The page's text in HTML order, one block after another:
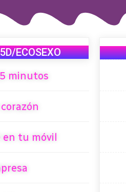
ECOSEXO
minutos
en tu móvil